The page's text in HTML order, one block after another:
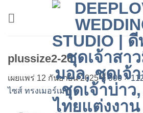
plussize2-26
เผยแพร่ 12 กันยายน 2025ที่900 ×
ไซส์ ทรงเมอร์เมด